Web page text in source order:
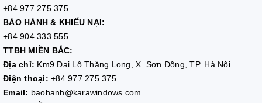
+84 977 275 375
BẢO HÀNH & KHIẾU NẠI:
+84 904 333 555
TTBH MIỀN BẮC:
Địa chỉ: Km9 Đại Lộ Thăng Long, X. Sơn Đồng, TP. Hà Nội
Điện thoại: +84 977 275 375
Email: baohanh@karawindows.com